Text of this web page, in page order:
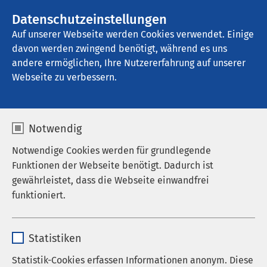
Datenschutzeinstellungen
Auf unserer Webseite werden Cookies verwendet. Einige
davon werden zwingend benötigt, während es uns
andere ermöglichen, Ihre Nutzererfahrung auf unserer
Webseite zu verbessern.
Notwendig
Notwendige Cookies werden für grundlegende
Funktionen der Webseite benötigt. Dadurch ist
gewährleistet, dass die Webseite einwandfrei
funktioniert.
Anbieter sgalinski
Statistiken
Statistik-Cookies erfassen Informationen anonym. Diese
AMEOS Klinikum Oldenburg -
Psychiatrische Tagesklinik
Qualitätsmanagement
Die AMEOS Klinika in Holstein sind seit dem Jahr
2016 nach den Richtlinien der DIN EN ISO 9001:2015
zertifiziert. Die Normen legen
Mindestanforderungen an ein
Qualitätsmanagementsystem fest, die für eine
erfolgreiche Weiterentwicklung und Verbesserung